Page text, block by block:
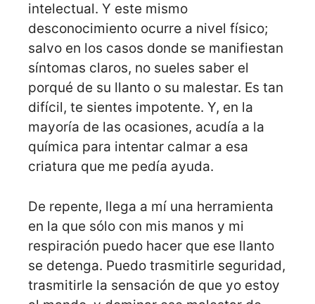
intelectual. Y este mismo
desconocimiento ocurre a nivel físico;
salvo en los casos donde se manifiestan
síntomas claros, no sueles saber el
porqué de su llanto o su malestar. Es tan
difícil, te sientes impotente. Y, en la
mayoría de las ocasiones, acudía a la
química para intentar calmar a esa
criatura que me pedía ayuda.
De repente, llega a mí una herramienta
en la que sólo con mis manos y mi
respiración puedo hacer que ese llanto
se detenga. Puedo trasmitirle seguridad,
trasmitirle la sensación de que yo estoy